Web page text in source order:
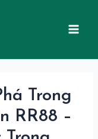
Trong
RR88 –